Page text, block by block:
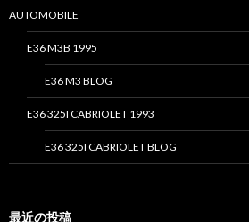
AUTOMOBILE
E36 M3B 1995
E36 M3 BLOG
E36 325I CABRIOLET 1993
E36 325I CABRIOLET BLOG
最近の投稿